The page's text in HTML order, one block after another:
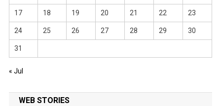
17 18 19 20 21 22 23
24 25 26 27 28 29 30
31
« Jul
WEB STORIES